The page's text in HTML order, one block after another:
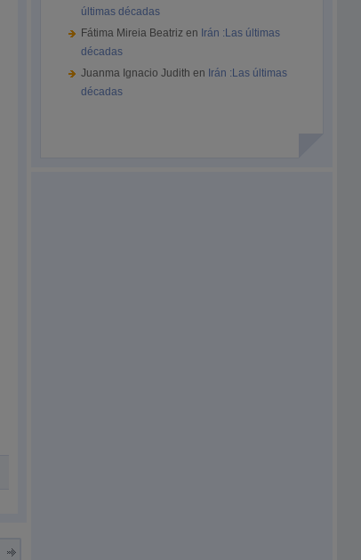
últimas décadas
Fátima Mireia Beatriz en Irán :Las últimas
décadas
Juanma Ignacio Judith en Irán :Las últimas
décadas